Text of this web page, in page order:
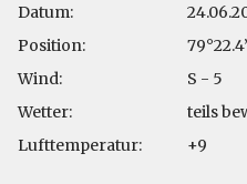
Datum:
Position:
Wind:
S - 5
Wetter:
teils
Lufttemperatur:
+9